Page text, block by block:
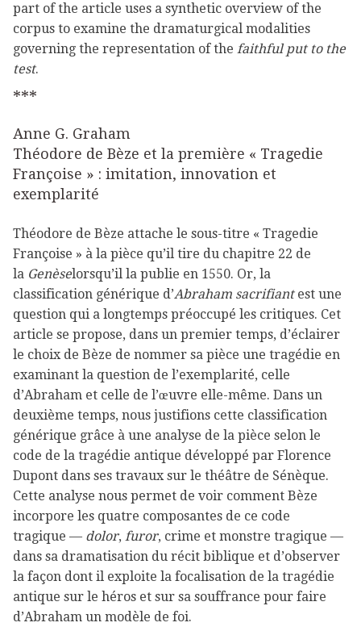
part of the article uses a synthetic overview of the
corpus to examine the dramaturgical modalities
governing the representation of the faithful put to the
test.
***
Anne G. Graham
Théodore de Bèze et la première « Tragedie
Françoise » : imitation, innovation et
exemplarité
Théodore de Bèze attache le sous-titre « Tragedie
Françoise » à la pièce qu’il tire du chapitre 22 de
la Genèselorsqu’il la publie en 1550. Or, la
classification générique d’Abraham sacrifiantest une
question qui a longtemps préoccupé les critiques. Cet
article se propose, dans un premier temps, d’éclairer
le choix de Bèze de nommer sa pièce une tragédie en
examinant la question de l’exemplarité, celle
d’Abraham et celle de l’œuvre elle-même. Dans un
deuxième temps, nous justifions cette classification
générique grâce à une analyse de la pièce selon le
code de la tragédie antique développé par Florence
Dupont dans ses travaux sur le théâtre de Sénèque.
Cette analyse nous permet de voir comment Bèze
incorpore les quatre composantes de ce code
tragique — dolor, furor, crime et monstre tragique —
dans sa dramatisation du récit biblique et d’observer
la façon dont il exploite la focalisation de la tragédie
antique sur le héros et sur sa souffrance pour faire
d’Abraham un modèle de foi.